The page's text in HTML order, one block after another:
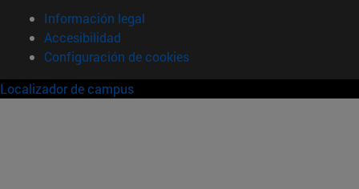
Información legal
Accesibilidad
Configuración de cookies
Localizador de campus